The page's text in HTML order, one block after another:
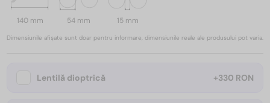
140 mm 54 mm 15 mm
Dimensiunile afișate sunt doar pentru informare, dimensiunile reale ale produsului pot varia.
Lentilă dioptrică +330 RON